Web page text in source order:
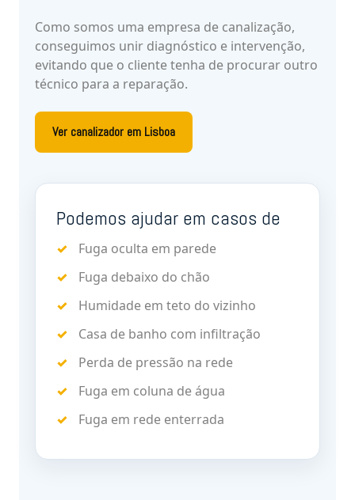
Como somos uma empresa de canalização,
conseguimos unir diagnóstico e intervenção,
evitando que o cliente tenha de procurar outro
técnico para a reparação.
Ver canalizador em Lisboa
Podemos ajudar em casos de
Fuga oculta em parede
Fuga debaixo do chão
Humidade em teto do vizinho
Casa de banho com infiltração
Perda de pressão na rede
Fuga em coluna de água
Fuga em rede enterrada